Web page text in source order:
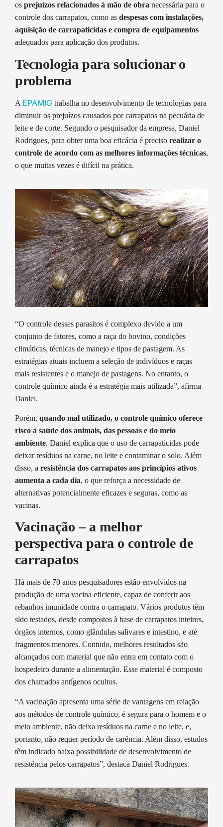
os prejuízos relacionados à mão de obra necessária para o
controle dos carrapatos, como as despesas com instalações,
aquisição de carrapaticidas e compra de equipamentos
adequados para aplicação dos produtos.
Tecnologia para solucionar o
problema
A EPAMIG trabalha no desenvolvimento de tecnologias para
diminuir os prejuízos causados por carrapatos na pecuária de
leite e de corte. Segundo o pesquisador da empresa, Daniel
Rodrigues, para obter uma boa eficácia é preciso realizar o
controle de acordo com as melhores informações técnicas,
o que muitas vezes é difícil na prática.
“O controle desses parasitos é complexo devido a um
conjunto de fatores, como a raça do bovino, condições
climáticas, técnicas de manejo e tipos de pastagem. As
estratégias atuais incluem a seleção de indivíduos e raças
mais resistentes e o manejo de pastagens. No entanto, o
controle químico ainda é a estratégia mais utilizada”, afirma
Daniel.
Porém, quando mal utilizado, o controle químico oferece
risco à saúde dos animais, das pessoas e do meio
ambiente. Daniel explica que o uso de carrapaticidas pode
deixar resíduos na carne, no leite e contaminar o solo. Além
disso, a resistência dos carrapatos aos princípios ativos
aumenta a cada dia, o que reforça a necessidade de
alternativas potencialmente eficazes e seguras, como as
vacinas.
Vacinação – a melhor
perspectiva para o controle de
carrapatos
Há mais de 70 anos pesquisadores estão envolvidos na
produção de uma vacina eficiente, capaz de conferir aos
rebanhos imunidade contra o carrapato. Vários produtos têm
sido testados, desde compostos à base de carrapatos inteiros,
órgãos internos, como glândulas salivares e intestino, e até
fragmentos menores. Contudo, melhores resultados são
alcançados com material que não entra em contato com o
hospedeiro durante a alimentação. Esse material é composto
dos chamados antígenos ocultos.
“A vacinação apresenta uma série de vantagens em relação
aos métodos de controle químico, é segura para o homem e o
meio ambiente, não deixa resíduos na carne e no leite, e,
portanto, não requer período de carência. Além disso, estudos
têm indicado baixa possibilidade de desenvolvimento de
resistência pelos carrapatos”, destaca Daniel Rodrigues.